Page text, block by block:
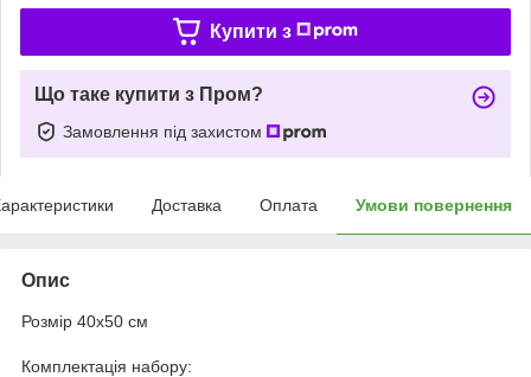
Купити з
Що таке купити з Пром?
Замовлення під захистом
Доставка Оплата Умови повернення
Опис
Розмір 40x50 см
Комплектація набору: